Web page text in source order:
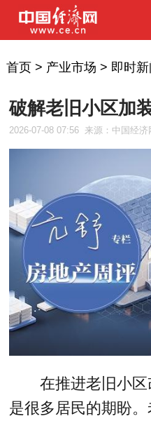
首页> 产业市场 > 即时新
破解老旧小区加
2026-07-08 07:56 来源：中国经济
在推进老旧小
是很多居民的期盼